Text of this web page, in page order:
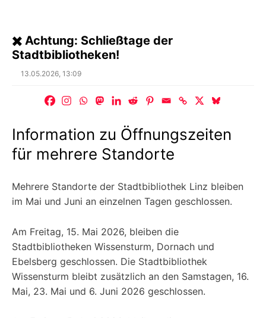
✖️ Achtung: Schließtage der
Stadtbibliotheken!
Posted
13.05.2026, 13:09
Information zu Öffnungszeiten
für mehrere Standorte
Mehrere Standorte der Stadtbibliothek Linz bleiben
im Mai und Juni an einzelnen Tagen geschlossen.
Am Freitag, 15. Mai 2026, bleiben die
Stadtbibliotheken Wissensturm, Dornach und
Ebelsberg geschlossen. Die Stadtbibliothek
Wissensturm bleibt zusätzlich an den Samstagen, 16.
Mai, 23. Mai und 6. Juni 2026 geschlossen.